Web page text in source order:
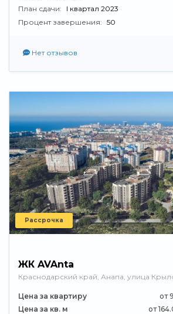
План сдачи:
I квартал 2023
Процент завершения: 50
Нет отзывов
Рассрочка
ЖК AVAnta
Краснодарский край, Анапа, улица
Цена за квартиру
от
Цена за кв. м
от